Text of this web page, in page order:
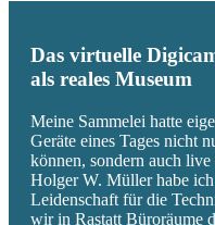
Das virtuelle
als reales Museum
Meine Sammelei hatte
Geräte eines Tages nicht
können, sondern auch
Holger W. Müller habe
Leidenschaft für die
wir in Rastatt Büroräume